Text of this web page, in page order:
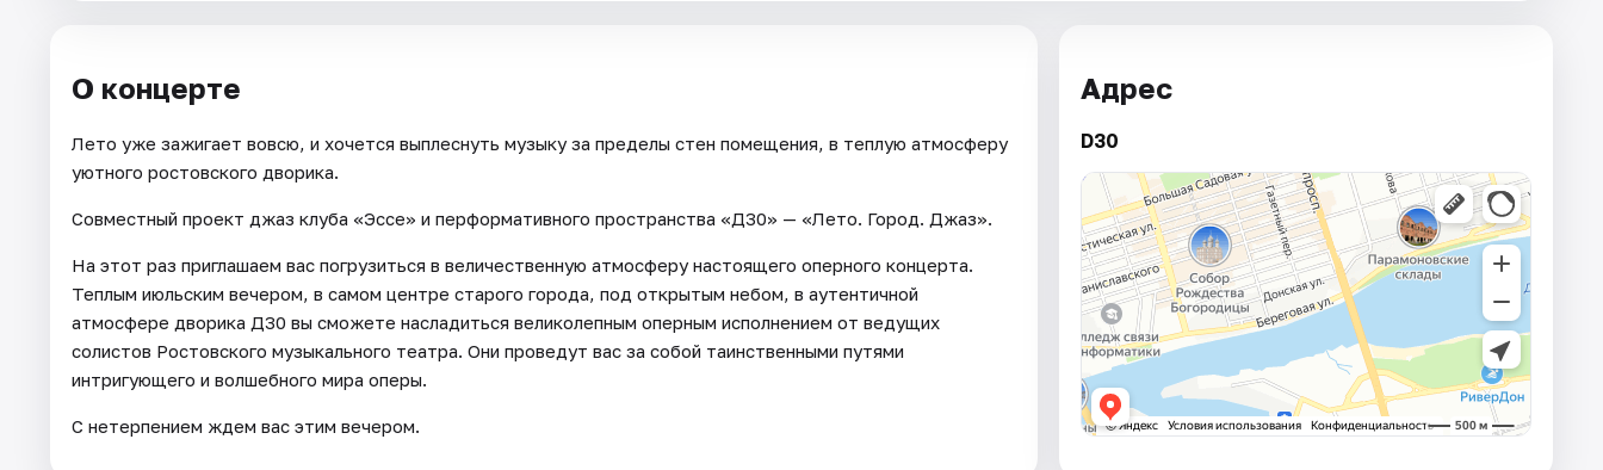
О концерте
Лето уже зажигает вовсю, и хочется выплеснуть музыку за пределы стен помещения, в теплую атмосферу
уютного ростовского дворика.
Совместный проект джаз клуба «Эссе» и перформативного пространства «Д30» — «Лето. Город. Джаз».
На этот раз приглашаем вас погрузиться в величественную атмосферу настоящего оперного концерта.
Теплым июльским вечером, в самом центре старого города, под открытым небом, в аутентичной
атмосфере дворика Д30 вы сможете насладиться великолепным оперным исполнением от ведущих
солистов Ростовского музыкального театра. Они проведут вас за собой таинственными путями
интригующего и волшебного мира оперы.
С нетерпением ждем вас этим вечером.
Адрес
D30